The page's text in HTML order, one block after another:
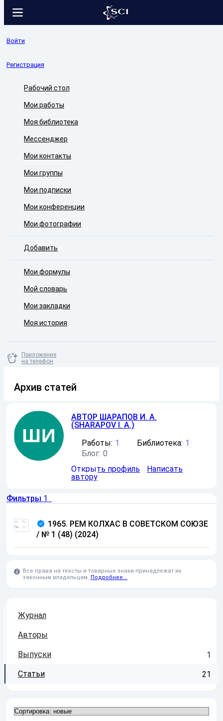
Войти
Регистрация
Рабочий стол
Мои работы
Моя библиотека
Мессенджер
Мои контакты
Мои группы
Мои подписки
Мои конференции
Мои фотографии
Добавить
Мои формулы
Мой словарь
Мои закладки
Моя история
Приложение
на телефон
Архив статей
АВТОР ШАРАПОВ И. А.
(SHARAPOV I. A.)
Работы: 1 Библиотека: 1
Блог: 0
Открыть профиль
Написать
автору
Фильтры 1
1965. РЕМ КОЛХАС В СОВЕТСКОМ СОЮЗЕ
/ № 1 (48) (2024)
Все права на тексты и товарные знаки принадлежат их
законным владельцам. Подробнее...
Журнал
Авторы
Выпуски 1
Статьи 21